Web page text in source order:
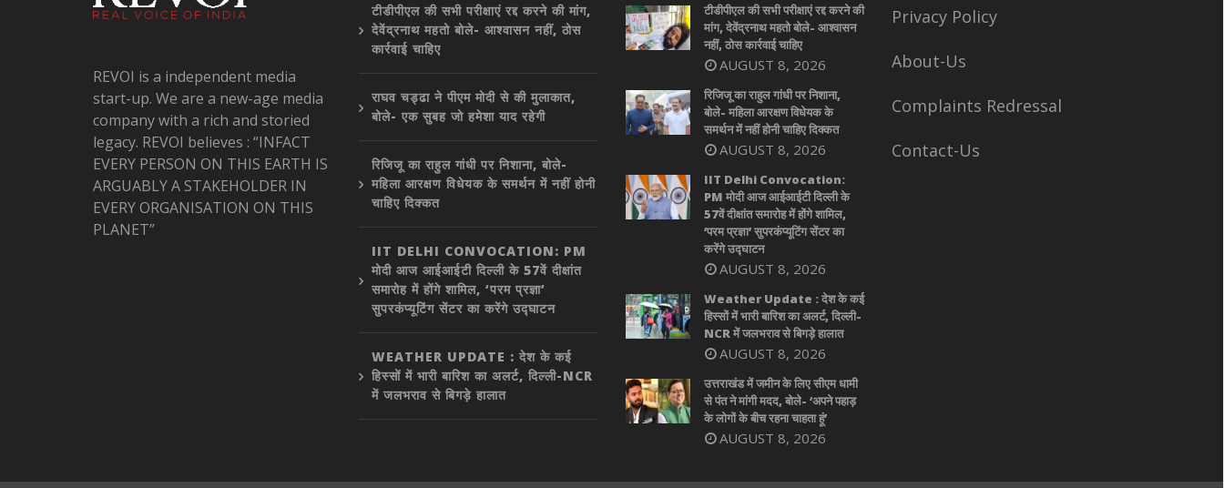
REVOI is a independent media
start-up. We are a new-age media
company with a rich and storied
legacy. REVOI believes : “INFACT
EVERY PERSON ON THIS EARTH IS
ARGUABLY A STAKEHOLDER IN
EVERY ORGANISATION ON THIS
PLANET”
टीडीपीएल की सभी परीक्षाएं रद्द करने की मांग,
देवेंद्रनाथ महतो बोले- आश्वासन नहीं, ठोस
कार्रवाई चाहिए
राघव चड्ढा ने पीएम मोदी से की मुलाकात,
बोले- एक सुबह जो हमेशा याद रहेगी
रिजिजू का राहुल गांधी पर निशाना, बोले-
महिला आरक्षण विधेयक के समर्थन में नहीं होनी
चाहिए दिक्कत
IIT DELHI CONVOCATION: PM
मोदी आज आईआईटी दिल्ली के 57वें दीक्षांत
समारोह में होंगे शामिल, ‘परम प्रज्ञा’
सुपरकंप्यूटिंग सेंटर का करेंगे उद्घाटन
WEATHER UPDATE : देश के कई
हिस्सों में भारी बारिश का अलर्ट, दिल्ली-NCR
में जलभराव से बिगड़े हालात
टीडीपीएल की सभी परीक्षाएं रद्द करने की
मांग, देवेंद्रनाथ महतो बोले- आश्वासन
नहीं, ठोस कार्रवाई चाहिए
AUGUST 8, 2026
रिजिजू का राहुल गांधी पर निशाना,
बोले- महिला आरक्षण विधेयक के
समर्थन में नहीं होनी चाहिए दिक्कत
AUGUST 8, 2026
IIT Delhi Convocation:
PM मोदी आज आईआईटी दिल्ली के
57वें दीक्षांत समारोह में होंगे शामिल,
‘परम प्रज्ञा’ सुपरकंप्यूटिंग सेंटर का
करेंगे उद्घाटन
AUGUST 8, 2026
Weather Update : देश के कई
हिस्सों में भारी बारिश का अलर्ट, दिल्ली-
NCR में जलभराव से बिगड़े हालात
AUGUST 8, 2026
उत्तराखंड में जमीन के लिए सीएम धामी
से पंत ने मांगी मदद, बोले- ‘अपने पहाड़
के लोगों के बीच रहना चाहता हूं’
AUGUST 8, 2026
Privacy Policy
About-Us
Complaints Redressal
Contact-Us